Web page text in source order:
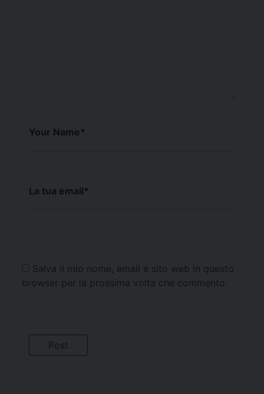
Your Name*
La tua email*
Salva il mio nome, email e sito web in questo
browser per la prossima volta che commento.